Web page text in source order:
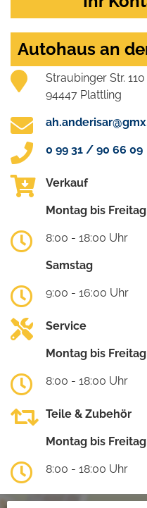
Autohaus an
Straubinger Str. 110
94447 Plattling
0 99 31 / 90 66 09
Verkauf
Montag bis Freitag
8:00 - 18:00 Uhr
Samstag
9:00 - 16:00 Uhr
Service
Montag bis Freitag
8:00 - 18:00 Uhr
Teile & Zubehör
Montag bis Freitag
8:00 - 18:00 Uhr